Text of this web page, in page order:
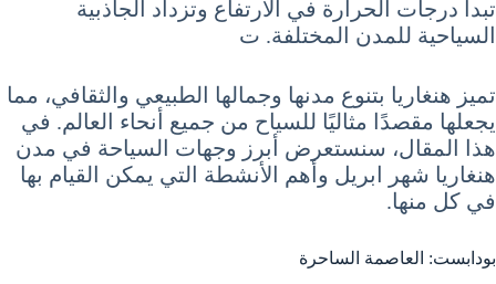
تبدأ درجات الحرارة في الارتفاع وتزداد الجاذبية
السياحية للمدن المختلفة. ت
تميز هنغاريا بتنوع مدنها وجمالها الطبيعي والثقافي، مما
يجعلها مقصدًا مثاليًا للسياح من جميع أنحاء العالم. في
هذا المقال، سنستعرض أبرز وجهات السياحة في مدن
هنغاريا شهر ابريل وأهم الأنشطة التي يمكن القيام بها
في كل منها.
بودابست: العاصمة الساحرة